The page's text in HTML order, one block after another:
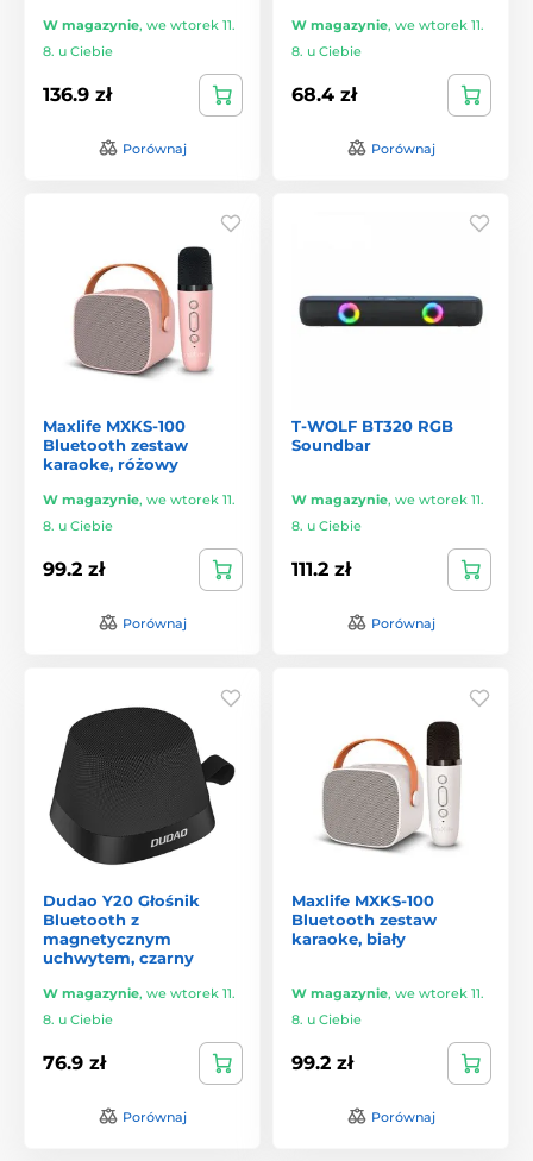
W magazynie, we wtorek 11.
8. u Ciebie
136.9 zł
Porównaj
W magazynie, we wtorek 11.
8. u Ciebie
68.4 zł
Porównaj
Maxlife MXKS-100
Bluetooth zestaw
karaoke, różowy
W magazynie, we wtorek 11.
8. u Ciebie
99.2 zł
Porównaj
T-WOLF BT320 RGB
Soundbar
W magazynie, we wtorek 11.
8. u Ciebie
111.2 zł
Porównaj
Dudao Y20 Głośnik
Bluetooth z
magnetycznym
uchwytem, czarny
W magazynie, we wtorek 11.
8. u Ciebie
76.9 zł
Porównaj
Maxlife MXKS-100
Bluetooth zestaw
karaoke, biały
W magazynie, we wtorek 11.
8. u Ciebie
99.2 zł
Porównaj